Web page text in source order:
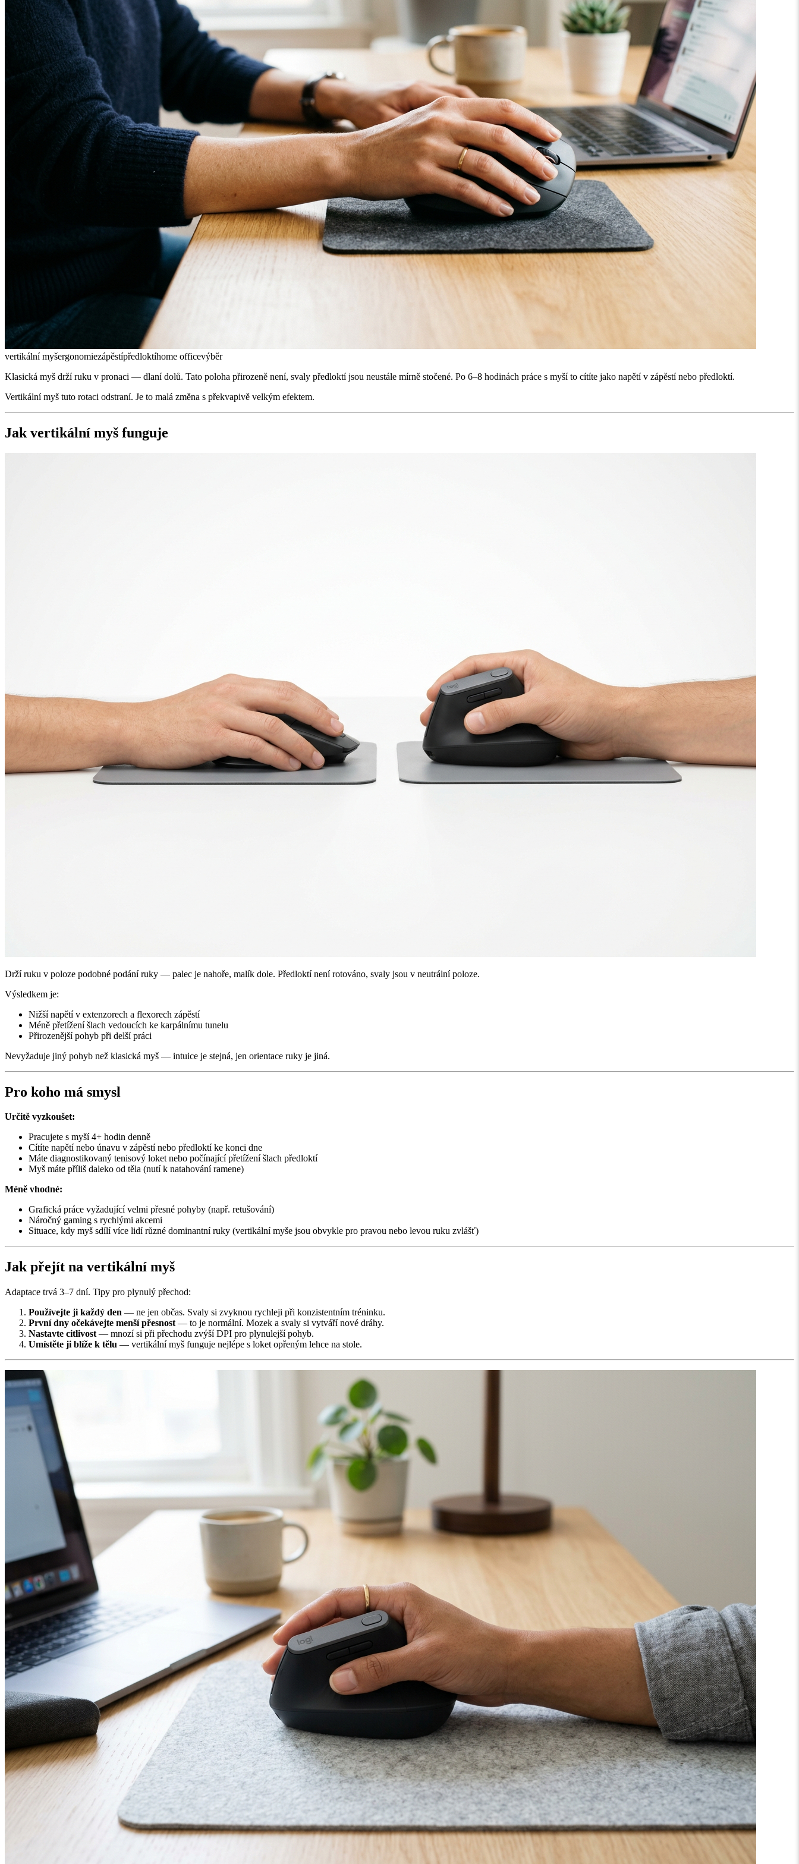
vertikální myšergonomiezápěstípředloktíhome officevýběr
Klasická myš drží ruku v pronaci — dlaní dolů. Tato poloha přirozeně není, svaly předloktí jsou neustále mírně stočené. Po 6–8 hodinách práce s myší to cítíte jako napětí v zápěstí nebo předloktí.
Vertikální myš tuto rotaci odstraní. Je to malá změna s překvapivě velkým efektem.
Jak vertikální myš funguje
Drží ruku v poloze podobné podání ruky — palec je nahoře, malík dole. Předloktí není rotováno, svaly jsou v neutrální poloze.
Výsledkem je:
Nižší napětí v extenzorech a flexorech zápěstí
Méně přetížení šlach vedoucích ke karpálnímu tunelu
Přirozenější pohyb při delší práci
Nevyžaduje jiný pohyb než klasická myš — intuice je stejná, jen orientace ruky je jiná.
Pro koho má smysl
Určitě vyzkoušet:
Pracujete s myší 4+ hodin denně
Cítíte napětí nebo únavu v zápěstí nebo předloktí ke konci dne
Máte diagnostikovaný tenisový loket nebo počínající přetížení šlach předloktí
Myš máte příliš daleko od těla (nutí k natahování ramene)
Méně vhodné:
Grafická práce vyžadující velmi přesné pohyby (např. retušování)
Náročný gaming s rychlými akcemi
Situace, kdy myš sdílí více lidí různé dominantní ruky (vertikální myše jsou obvykle pro pravou nebo levou ruku zvlášť)
Jak přejít na vertikální myš
Adaptace trvá 3–7 dní. Tipy pro plynulý přechod:
Používejte ji každý den — ne jen občas. Svaly si zvyknou rychleji při konzistentním tréninku.
První dny očekávejte menší přesnost — to je normální. Mozek a svaly si vytváří nové dráhy.
Nastavte citlivost — mnozí si při přechodu zvýší DPI pro plynulejší pohyb.
Umístěte ji blíže k tělu — vertikální myš funguje nejlépe s loket opřeným lehce na stole.